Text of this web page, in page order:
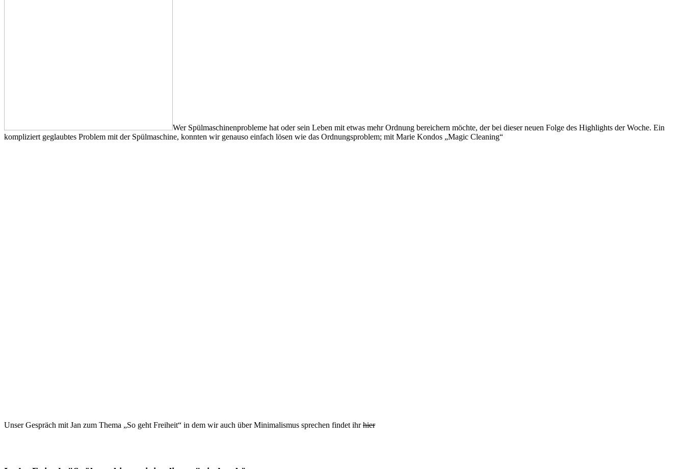
Wer Spülmaschinenprobleme hat oder sein Leben mit etwas mehr Ordnung bereichern möchte, der bei dieser neuen Folge des Highlights der Woche. Ein
kompliziert geglaubtes Problem mit der Spülmaschine, konnten wir genauso einfach lösen wie das Ordnungsproblem; mit Marie Kondos „Magic Cleaning“
Unser Gespräch mit Jan zum Thema „So geht Freiheit“ in dem wir auch über Minimalismus sprechen findet ihrhier